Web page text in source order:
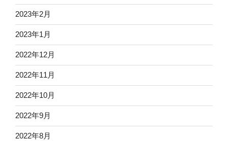
2023年2月
2023年1月
2022年12月
2022年11月
2022年10月
2022年9月
2022年8月